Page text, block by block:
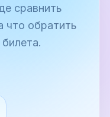
сравнить
что обратить